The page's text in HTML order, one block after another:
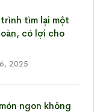
tìm lại một
có lợi cho
2025
ngon không